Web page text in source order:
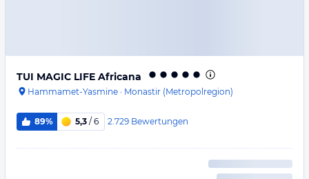
TUI MAGIC LIFE Africana
Hammamet-Yasmine · Monastir (Metropolregion)
89% 5,3 / 6 2.729 Bewertungen